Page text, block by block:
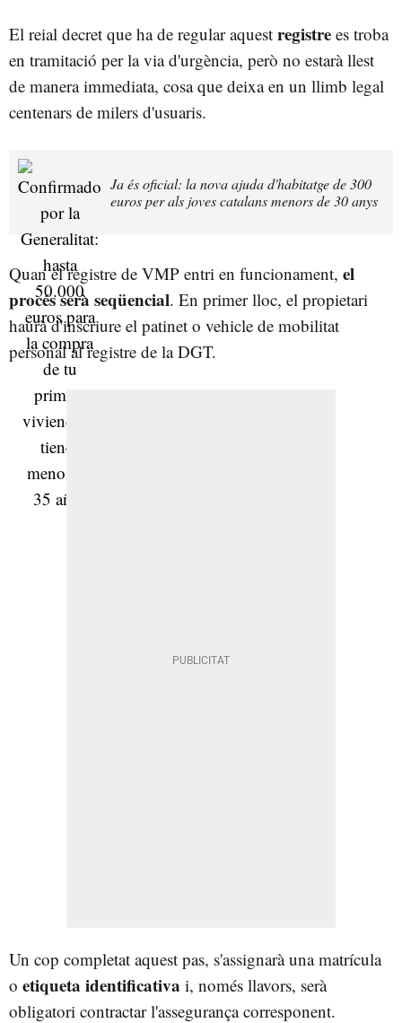
El reial decret que ha de regular aquest registre es troba
en tramitació per la via d'urgència, però no estarà llest
de manera immediata, cosa que deixa en un llimb legal
centenars de milers d'usuaris.
Ja és oficial: la nova ajuda d'habitatge de 300
euros per als joves catalans menors de 30 anys
Quan el registre de VMP entri en funcionament, el
procés serà seqüencial. En primer lloc, el propietari
haurà d'inscriure el patinet o vehicle de mobilitat
personal al registre de la DGT.
Un cop completat aquest pas, s'assignarà una matrícula
o etiqueta identificativa i, només llavors, serà
obligatori contractar l'assegurança corresponent.